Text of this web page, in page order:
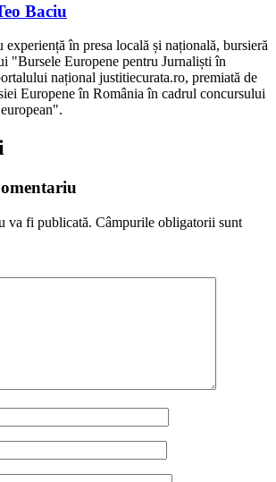
Baciu
în presa locală și națională, bursieră
"Bursele Europene pentru Jurnaliști în
național justitiecurata.ro, premiată de
Europene în România în cadrul concursului
va fi publicată. Câmpurile obligatorii sunt